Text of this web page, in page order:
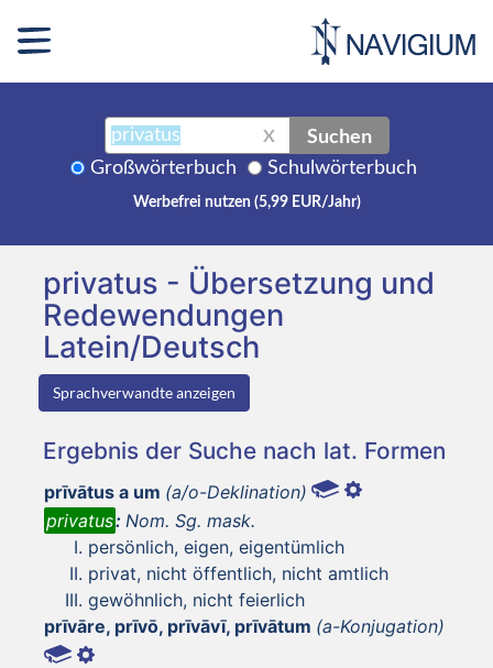
X Suchen
Großwörterbuch Schulwörterbuch
Werbefrei nutzen (5,99 EUR/Jahr)
privatus - Übersetzung und
Redewendungen
Latein/Deutsch
Sprachverwandte anzeigen
Ergebnis der Suche nach lat. Formen
prīvātus a um (a/o-Deklination)
privatus: Nom. Sg. mask.
persönlich, eigen, eigentümlich
privat, nicht öffentlich, nicht amtlich
gewöhnlich, nicht feierlich
prīvāre, prīvō, prīvāvī, prīvātum (a-Konjugation)